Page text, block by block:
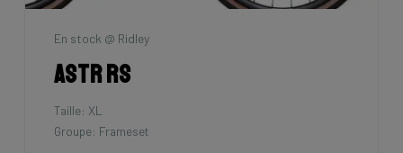
En stock @ Ridley
Astr RS
Taille: XL
Groupe: Frameset